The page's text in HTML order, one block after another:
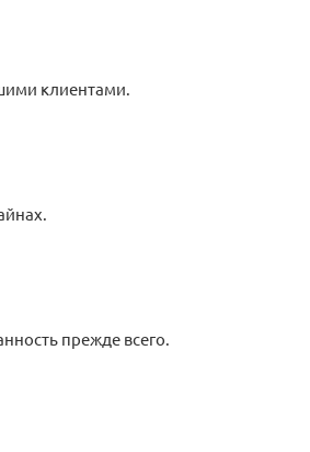
клиентами.
прежде всего.